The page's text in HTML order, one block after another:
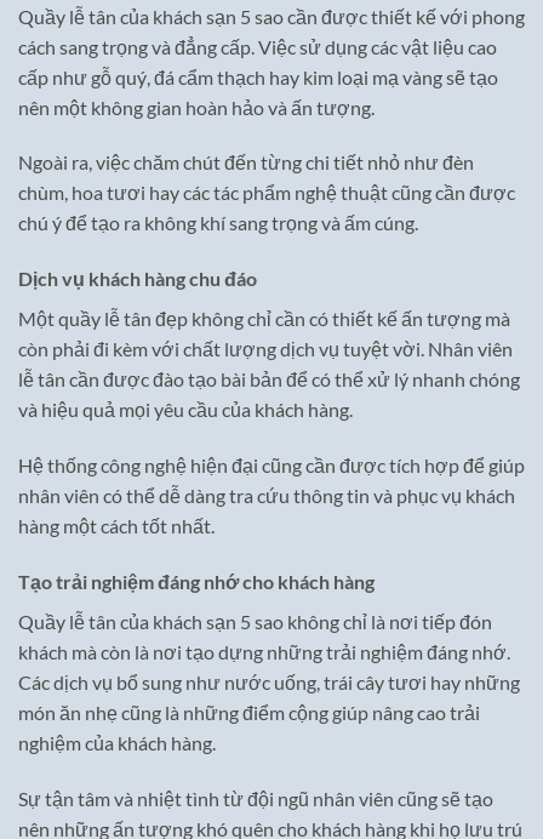
Quầy lễ tân của khách sạn 5 sao cần được thiết kế với phong
cách sang trọng và đẳng cấp. Việc sử dụng các vật liệu cao
cấp như gỗ quý, đá cẩm thạch hay kim loại mạ vàng sẽ tạo
nên một không gian hoàn hảo và ấn tượng.
Ngoài ra, việc chăm chút đến từng chi tiết nhỏ như đèn
chùm, hoa tươi hay các tác phẩm nghệ thuật cũng cần được
chú ý để tạo ra không khí sang trọng và ấm cúng.
Dịch vụ khách hàng chu đáo
Một quầy lễ tân đẹp không chỉ cần có thiết kế ấn tượng mà
còn phải đi kèm với chất lượng dịch vụ tuyệt vời. Nhân viên
lễ tân cần được đào tạo bài bản để có thể xử lý nhanh chóng
và hiệu quả mọi yêu cầu của khách hàng.
Hệ thống công nghệ hiện đại cũng cần được tích hợp để giúp
nhân viên có thể dễ dàng tra cứu thông tin và phục vụ khách
hàng một cách tốt nhất.
Tạo trải nghiệm đáng nhớ cho khách hàng
Quầy lễ tân của khách sạn 5 sao không chỉ là nơi tiếp đón
khách mà còn là nơi tạo dựng những trải nghiệm đáng nhớ.
Các dịch vụ bổ sung như nước uống, trái cây tươi hay những
món ăn nhẹ cũng là những điểm cộng giúp nâng cao trải
nghiệm của khách hàng.
Sự tận tâm và nhiệt tình từ đội ngũ nhân viên cũng sẽ tạo
nên những ấn tượng khó quên cho khách hàng khi họ lưu trú